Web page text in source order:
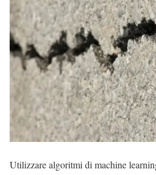
Utilizzare algoritmi di machine